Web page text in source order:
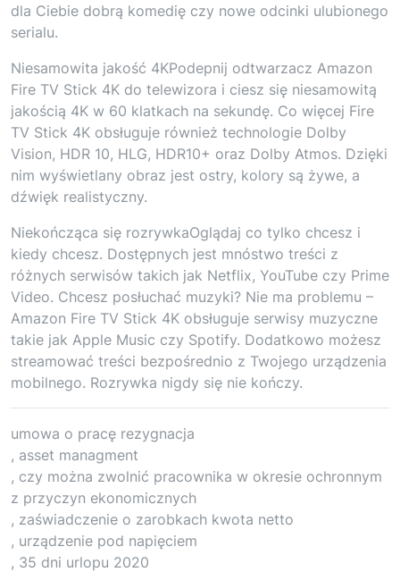
dla Ciebie dobrą komedię czy nowe odcinki ulubionego
serialu.
Niesamowita jakość 4KPodepnij odtwarzacz Amazon
Fire TV Stick 4K do telewizora i ciesz się niesamowitą
jakością 4K w 60 klatkach na sekundę. Co więcej Fire
TV Stick 4K obsługuje również technologie Dolby
Vision, HDR 10, HLG, HDR10+ oraz Dolby Atmos. Dzięki
nim wyświetlany obraz jest ostry, kolory są żywe, a
dźwięk realistyczny.
Niekończąca się rozrywkaOglądaj co tylko chcesz i
kiedy chcesz. Dostępnych jest mnóstwo treści z
różnych serwisów takich jak Netflix, YouTube czy Prime
Video. Chcesz posłuchać muzyki? Nie ma problemu –
Amazon Fire TV Stick 4K obsługuje serwisy muzyczne
takie jak Apple Music czy Spotify. Dodatkowo możesz
streamować treści bezpośrednio z Twojego urządzenia
mobilnego. Rozrywka nigdy się nie kończy.
umowa o pracę rezygnacja
, asset managment
, czy można zwolnić pracownika w okresie ochronnym
z przyczyn ekonomicznych
, zaświadczenie o zarobkach kwota netto
, urządzenie pod napięciem
, 35 dni urlopu 2020